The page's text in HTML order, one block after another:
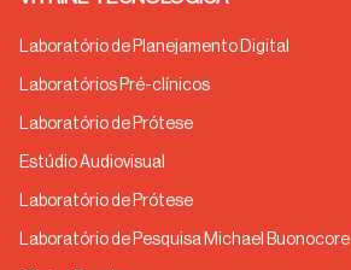
Laboratório de Planejamento Digital
Laboratórios Pré-clínicos
Laboratório de Prótese
Estúdio Audiovisual
Laboratório de Prótese
Laboratório de Pesquisa Michael Buonocore